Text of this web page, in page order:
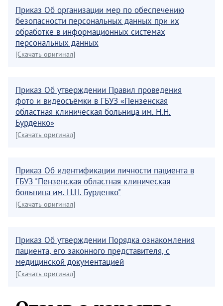
Приказ Об организации мер по обеспечению
безопасности персональных данных при их
обработке в информационных системах
персональных данных
[Скачать оригинал]
Приказ Об утверждении Правил проведения
фото и видеосъёмки в ГБУЗ «Пензенская
областная клиническая больница им. Н.Н.
Бурденко»
[Скачать оригинал]
Приказ Об идентификации личности пациента в
ГБУЗ "Пензенская областная клиническая
больница им. Н.Н. Бурденко"
[Скачать оригинал]
Приказ Об утверждении Порядка ознакомления
пациента, его законного представителя, с
медицинской документацией
[Скачать оригинал]